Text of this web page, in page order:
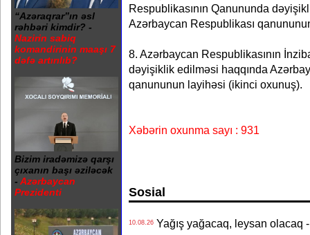
“Azəraqrar”ın əsl
rəhbəri kimdir? -
Nazirin sabiq
komandirinin maaşı 7
dəfə artırılıb?
Bizim iradəmizə qarşı
çıxanın başı əziləcək
- Azərbaycan
Prezidenti
Respublikasının Qanununda
Azərbaycan Respublikası
8. Azərbaycan Respublikasının
dəyişiklik edilməsi haqqında
qanununun layihəsi (ikinci oxunuş).
Xəbərin oxunma sayı : 931
Sosial
10.08.26Yağış yağacaq, leysan olacaq -